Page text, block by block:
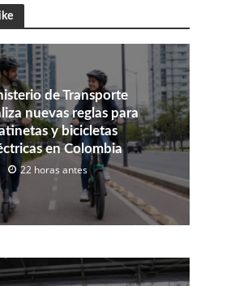
de Transporte
nuevas reglas para
y bicicletas
en Colombia
22 horas antes